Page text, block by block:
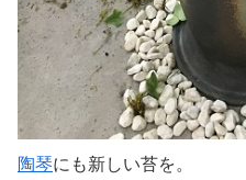
陶琴にも新しい苔を。